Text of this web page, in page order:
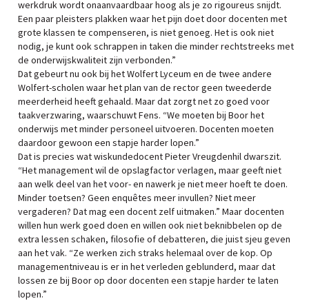
werkdruk wordt onaanvaardbaar hoog als je zo rigoureus snijdt.
Een paar pleisters plakken waar het pijn doet door docenten met
grote klassen te compenseren, is niet genoeg. Het is ook niet
nodig, je kunt ook schrappen in taken die minder rechtstreeks met
de onderwijskwaliteit zijn verbonden.”
Dat gebeurt nu ook bij het Wolfert Lyceum en de twee andere
Wolfert-scholen waar het plan van de rector geen tweederde
meerderheid heeft gehaald. Maar dat zorgt net zo goed voor
taakverzwaring, waarschuwt Fens. “We moeten bij Boor het
onderwijs met minder personeel uitvoeren. Docenten moeten
daardoor gewoon een stapje harder lopen.”
Dat is precies wat wiskundedocent Pieter Vreugdenhil dwarszit.
“Het management wil de opslagfactor verlagen, maar geeft niet
aan welk deel van het voor- en nawerk je niet meer hoeft te doen.
Minder toetsen? Geen enquêtes meer invullen? Niet meer
vergaderen? Dat mag een docent zelf uitmaken.” Maar docenten
willen hun werk goed doen en willen ook niet beknibbelen op de
extra lessen schaken, filosofie of debatteren, die juist sjeu geven
aan het vak. “Ze werken zich straks helemaal over de kop. Op
managementniveau is er in het verleden geblunderd, maar dat
lossen ze bij Boor op door docenten een stapje harder te laten
lopen.”